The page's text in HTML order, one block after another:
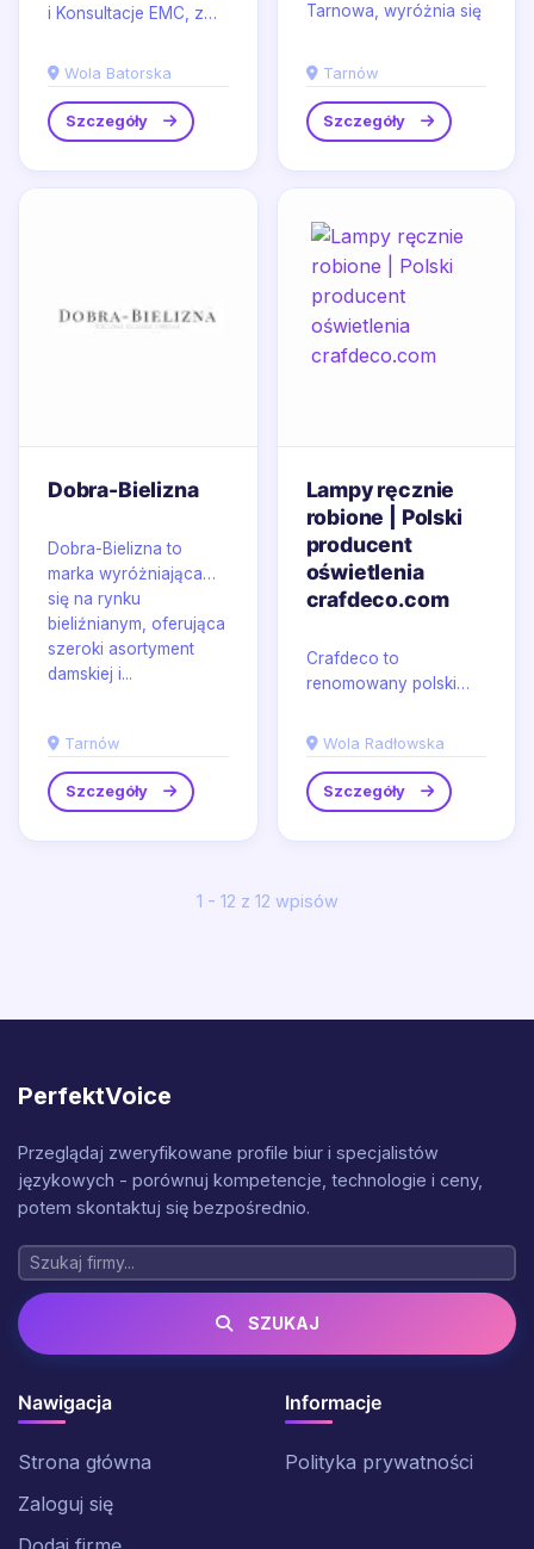
i Konsultacje EMC, z
Batorskiej, specjalizuje
się w dostarczaniu...
Wola Batorska
Szczegóły
Tarnowa, wyróżnia się
niezawodny
dostawca...
Tarnów
Szczegóły
Dobra-Bielizna
Dobra-Bielizna to
marka wyróżniająca
się na rynku
bieliźnianym, oferująca
szeroki asortyment
damskiej i...
Tarnów
Szczegóły
Lampy ręcznie
robione | Polski
producent
oświetlenia
crafdeco.com
Crafdeco to
renomowany polski
który od lat dostarcza
unikalne rękodzieła z
siedzibą...
Wola Radłowska
Szczegóły
1 - 12 z 12 wpisów
PerfektVoice
Przeglądaj zweryfikowane profile biur i specjalistów
językowych - porównuj kompetencje, technologie i ceny,
potem skontaktuj się bezpośrednio.
SZUKAJ
Nawigacja
Strona główna
Zaloguj się
Informacje
Polityka prywatności